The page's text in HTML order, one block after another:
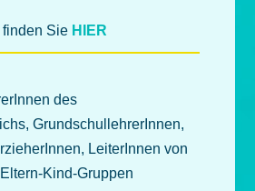
finden Sie HIER
des
GrundschullehrerInnen,
LeiterInnen von
Kind-Gruppen